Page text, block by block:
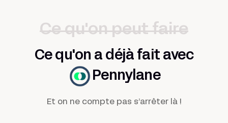
Ce qu'on peut faire
Ce qu'on a déjà fait avec
Pennylane
Et on ne compte pas s’arrêter là !